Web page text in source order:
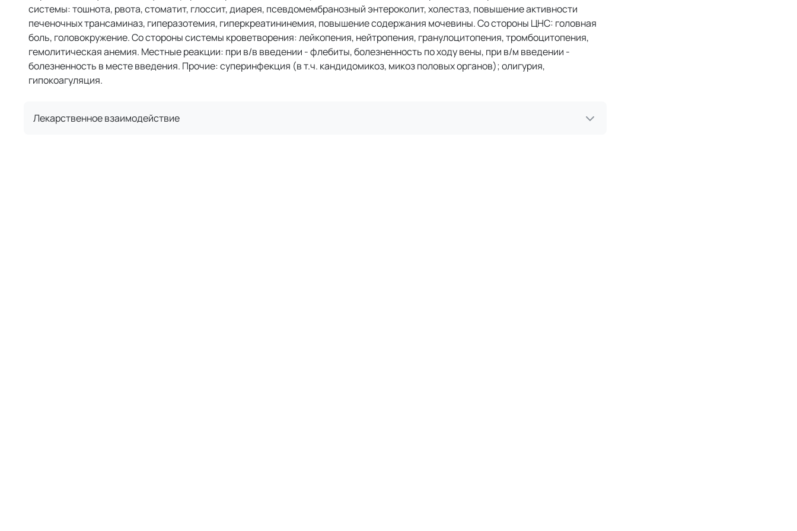
системы: тошнота, рвота, стоматит, глоссит, диарея, псевдомембранозный энтероколит, холестаз, повышение активности
печеночных трансаминаз, гиперазотемия, гиперкреатининемия, повышение содержания мочевины. Со стороны ЦНС: головная
боль, головокружение. Со стороны системы кроветворения: лейкопения, нейтропения, гранулоцитопения, тромбоцитопения,
гемолитическая анемия. Местные реакции: при в/в введении - флебиты, болезненность по ходу вены, при в/м введении -
болезненность в месте введения. Прочие: суперинфекция (в т.ч. кандидомикоз, микоз половых органов); олигурия,
гипокоагуляция.
Лекарственное взаимодействие